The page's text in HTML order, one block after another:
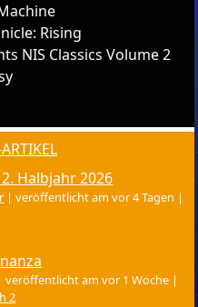
Rising
NIS Classics Volume 2
Halbjahr 2026
|veröffentlicht am vor 4 Tagen |
|veröffentlicht am vor 1 Woche |
2